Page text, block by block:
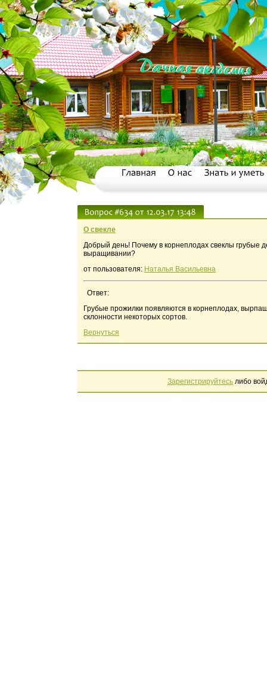
О свекле
Добрый день! Почему в корнеплодах свеклы грубые
выращивании?
от пользователя: Наталья Васильевна
Ответ:
Грубые прожилки появляются в корнеплодах,
склонности некоторых сортов.
Вернуться
Зарегистрируйтесь либо